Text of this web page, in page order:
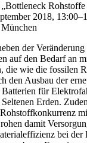
2018,
der
auf den Bedarf an
die wie die fossilen
den Ausbau der
für
Erden.
damit
bei der